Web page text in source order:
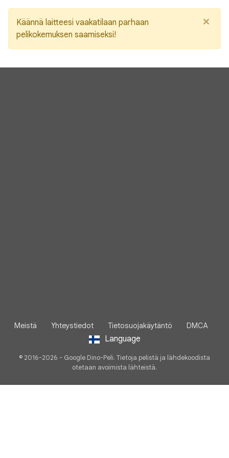
Käännä laitteesi vaakatilaan parhaan
pelikokemuksen saamiseksi!
×
Meistä Yhteystiedot Tietosuojakäytäntö DMCA
Language
© 2016-2026 - Google Dino-Peli. Tietoja pelistä ja lähdekoodista
otetaan avoimista lähteistä.